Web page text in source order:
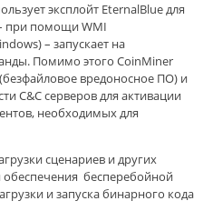
эксплойт EternalBlue для
при помощи WMI
– запускает на
Помимо этого CoinMiner
вредоносное ПО) и
C&C серверов для активации
необходимых для
сценариев и других
бесперебойной
и запуска бинарного кода